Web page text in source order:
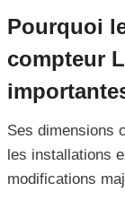
Pourquoi
compteur
Ses dimensions
les installations
modifications